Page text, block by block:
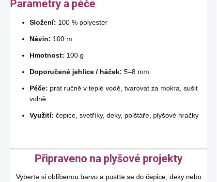
Parametry a péče
Složení: 100 % polyester
Návin: 100 m
Hmotnost: 100 g
Doporučené jehlice / háček: 5–8 mm
Péče: prát ručně v teplé vodě, tvarovat za mokra, sušit
volně
Využití: čepice, svetříky, deky, polštáře, plyšové hračky
Připraveno na plyšové projekty
Vyberte si oblíbenou barvu a pusťte se do čepice, deky nebo